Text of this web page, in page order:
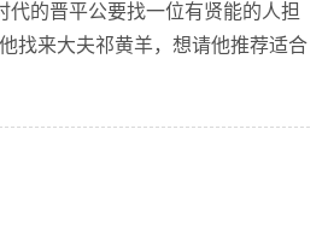
代的晋平公要找一位有贤能的人担
找来大夫祁黄羊，想请他推荐适合